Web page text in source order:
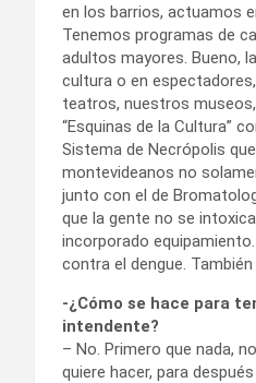
en los barrios, actuamos
Tenemos programas de
adultos mayores. Bueno,
cultura o en
teatros, nuestros
“Esquinas de la Cultura”
Sistema de Necrópolis
montevideanos no
junto con el de
que la gente no se
incorporado
contra el dengue.
-¿Cómo se hace para
intendente?
– No. Primero que nada,
quiere hacer, para